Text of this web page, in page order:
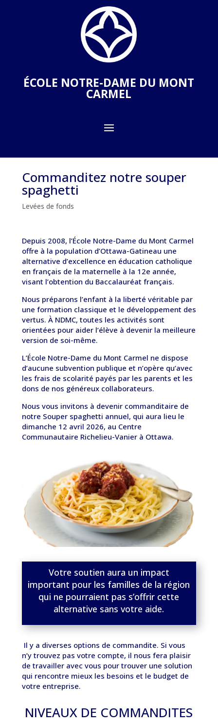
ÉCOLE NOTRE-DAME DU MONT
CARMEL
Commanditez notre souper
spaghetti
Levées de fonds
Depuis 2008, l’École Notre-Dame du Mont Carmel
offre à la population d’Ottawa-Gatineau une
alternative d’excellence en éducation catholique
en français de la maternelle à la 12e année,
visant l’obtention du Baccalauréat français.
Nous préparons l’enfant à la liberté véritable par
une formation classique et le développement des
vertus. À NDMC, toutes les activités sont
orientées pour aider l’élève à devenir la meilleure
version de soi-même.
L’École Notre-Dame du Mont Carmel ne dispose
d’aucune subvention publique et n’opère qu’avec
les frais de scolarité payés par les parents et les
dons de nos généreux collaborateurs.
Nous vous invitons à devenir commanditaire de
notre Souper spaghetti annuel, qui aura lieu le
dimanche 12 avril 2026, au Centre
Communautaire Richelieu-Vanier à Ottawa.
Votre soutien aura un impact
important pour les familles de la région
qui ne pourraient pas s’offrir cette
alternative sans votre aide.
Il y a diverses options de commandite. Si vous
n’y trouvez pas votre compte, il nous fera plaisir
de travailler avec vous pour trouver une solution
qui rencontre mieux les besoins et le budget de
votre entreprise.
NIVEAUX DE COMMANDITES